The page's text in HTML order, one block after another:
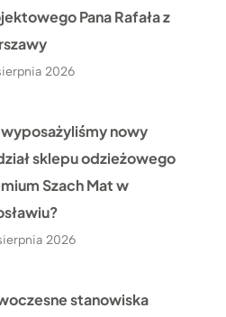
Pana Rafała z
2026
wyposażyliśmy nowy
sklepu odzieżowego
Szach Mat w
2026
stanowiska